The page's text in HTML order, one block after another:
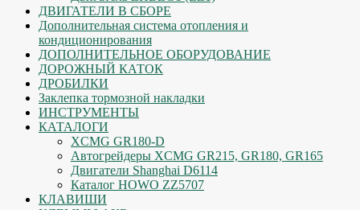
ДВИГАТЕЛИ В СБОРЕ
Дополнительная система отопления и
кондиционирования
ДОПОЛНИТЕЛЬНОЕ ОБОРУДОВАНИЕ
ДОРОЖНЫЙ КАТОК
ДРОБИЛКИ
Заклепка тормозной накладки
ИНСТРУМЕНТЫ
КАТАЛОГИ
XCMG GR180-D
Автогрейдеры XCMG GR215, GR180, GR165
Двигатели Shanghai D6114
Каталог HOWO ZZ5707
КЛАВИШИ